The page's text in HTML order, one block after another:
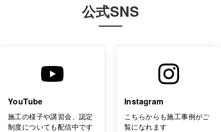
公式SNS
YouTube
施工の様子や講習会、認定
制度についても配信中です
Instagram
こちらからも施工事例がご
覧になれます